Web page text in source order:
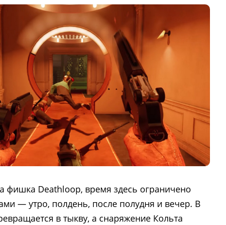
фишка Deathloop, время здесь ограничено
— утро, полдень, после полудня и вечер. В
в тыкву, а снаряжение Кольта